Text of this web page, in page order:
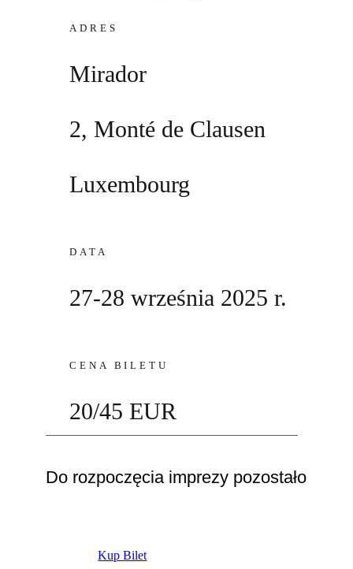
ADRES
Mirador
2, Monté de Clausen
Luxembourg
DATA
27-28 września 2025 r.
CENA BILETU
20/45 EUR
Do rozpoczęcia imprezy pozostało
Kup Bilet